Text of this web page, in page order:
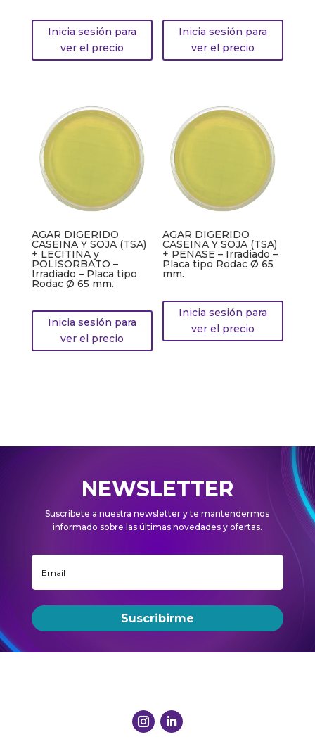
Inicia sesión para
ver el precio
Inicia sesión para
ver el precio
AGAR DIGERIDO
CASEINA Y SOJA (TSA)
+ LECITINA y
POLISORBATO –
Irradiado – Placa tipo
Rodac Ø 65 mm.
Inicia sesión para
ver el precio
AGAR DIGERIDO
CASEINA Y SOJA (TSA)
+ PENASE – Irradiado –
Placa tipo Rodac Ø 65
mm.
Inicia sesión para
ver el precio
NEWSLETTER
Suscríbete a nuestra newsletter y te mantendermos
informado sobre las últimas novedades y ofertas.
Suscribirme